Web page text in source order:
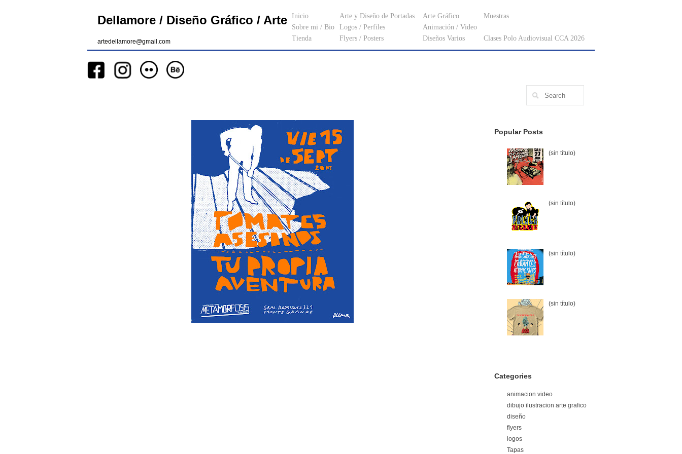
Dellamore / Diseño Gráfico / Arte
artedellamore@gmail.com
Inicio Arte y Diseño de Portadas Arte Gráfico
Muestras
Sobre mi / Bio
Logos / Perfiles
Animación / Video
Tienda
Flyers / Posters Diseños Varios Clases Polo Audiovisual CCA 2026
Popular Posts
(sin título)
(sin título)
(sin título)
(sin título)
Categories
animacion video
dibujo ilustracion arte grafico
diseño
flyers
logos
Tapas